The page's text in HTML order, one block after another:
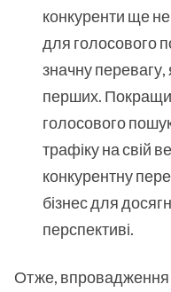
конкуренти ще
для голосового
значну
перших.
голосового
трафіку на свій
конкурентну
бізнес для
перспективі.
Отже, впровадження